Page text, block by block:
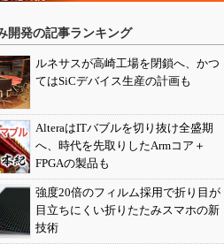
開発の記事ランキング
ルネサスが高崎工場を閉鎖へ、かつ
てはSiCデバイス生産の計画も
AlteraはITバブルを切り抜け全盛期
へ、時代を先取りしたArmコア＋
FPGAの製品も
強度20倍のフィルム採用で折り目が
目立ちにくい折りたたみスマホの新
技術